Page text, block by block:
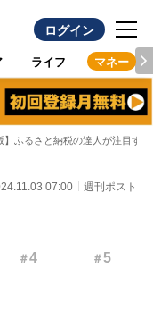
ログイン
ライフ マネー
】ふるさと納税の達人が注目
07:00 週刊ポスト
＃4 ＃5